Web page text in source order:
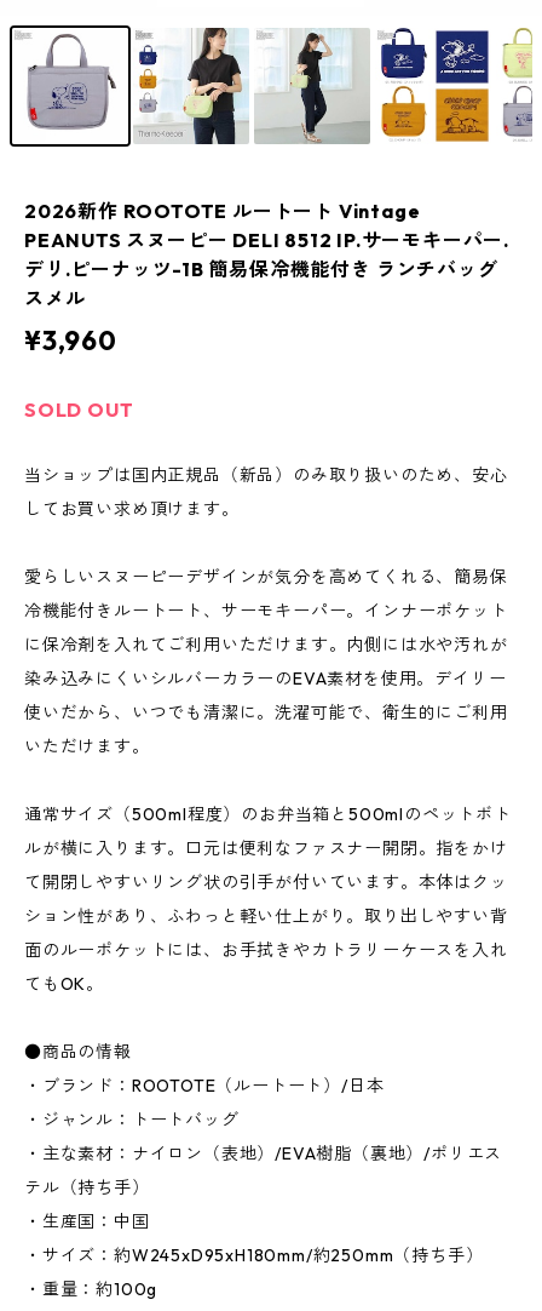
2026新作 ROOTOTE ルートート Vintage
PEANUTS スヌーピー DELI 8512 IP.サーモキーパー.
デリ.ピーナッツ-1B 簡易保冷機能付き ランチバッグ
スメル
¥3,960
SOLD OUT
当ショップは国内正規品（新品）のみ取り扱いのため、安心
してお買い求め頂けます。
愛らしいスヌーピーデザインが気分を高めてくれる、簡易保
冷機能付きルートート、サーモキーパー。インナーポケット
に保冷剤を入れてご利用いただけます。内側には水や汚れが
染み込みにくいシルバーカラーのEVA素材を使用。デイリー
使いだから、いつでも清潔に。洗濯可能で、衛生的にご利用
いただけます。
通常サイズ（500ml程度）のお弁当箱と500mlのペットボト
ルが横に入ります。口元は便利なファスナー開閉。指をかけ
て開閉しやすいリング状の引手が付いています。本体はクッ
ション性があり、ふわっと軽い仕上がり。取り出しやすい背
面のルーポケットには、お手拭きやカトラリーケースを入れ
てもOK。
●商品の情報
・ブランド：ROOTOTE（ルートート）/日本
・ジャンル：トートバッグ
・主な素材：ナイロン（表地）/EVA樹脂（裏地）/ポリエス
テル（持ち手）
・生産国：中国
・サイズ：約W245xD95xH180mm/約250mm（持ち手）
・重量：約100g